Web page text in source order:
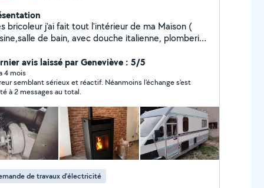
bricoleur j'ai fait tout l'intérieur de ma Maison (
de bain, avec douche italienne, plomberie
solaires, Installation poêle a pellets......
avis laissé par Geneviève : 5/5
4 mois
semblant sérieux et réactif. Néanmoins l'échange s'est
à 2 messages au total.
de travaux d’électricité